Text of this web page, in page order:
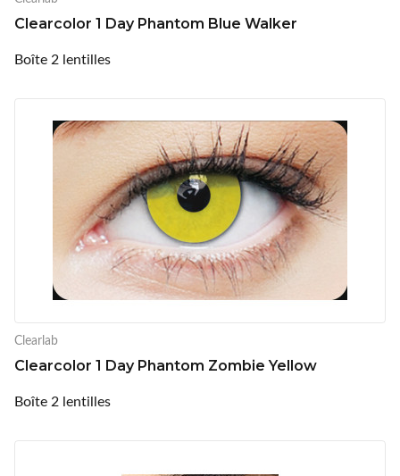
Clearcolor 1 Day Phantom Blue Walker
Boîte 2 lentilles
Clearlab
Clearcolor 1 Day Phantom Zombie Yellow
Boîte 2 lentilles